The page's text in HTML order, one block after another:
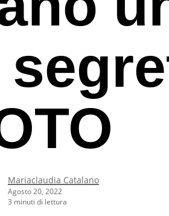
Mariaclaudia Catalano
Agosto 20, 2022
3 minuti di lettura